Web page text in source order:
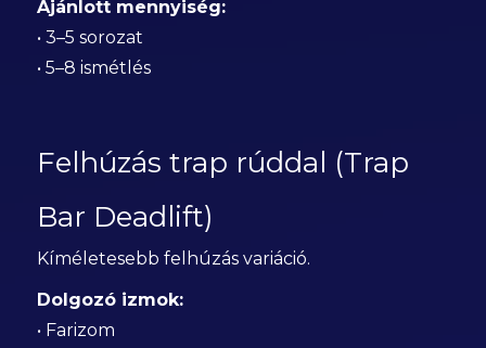
Ajánlott mennyiség:
• 3–5 sorozat
• 5–8 ismétlés
Felhúzás trap rúddal (Trap
Bar Deadlift)
Kíméletesebb felhúzás variáció.
Dolgozó izmok:
• Farizom